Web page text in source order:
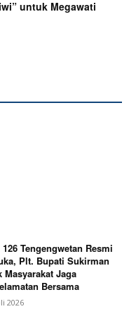
untuk Megawati
Tengengwetan Resmi
Plt. Bupati Sukirman
Masyarakat Jaga
Bersama
2026